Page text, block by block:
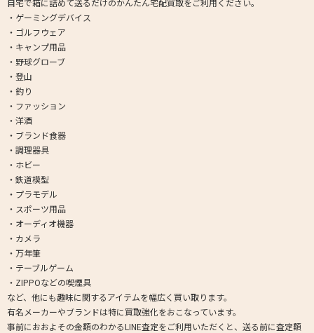
自宅で箱に詰めて送るだけのかんたん宅配買取をご利用ください。
・ゲーミングデバイス
・ゴルフウェア
・キャンプ用品
・野球グローブ
・登山
・釣り
・ファッション
・洋酒
・ブランド食器
・調理器具
・ホビー
・鉄道模型
・プラモデル
・スポーツ用品
・オーディオ機器
・カメラ
・万年筆
・テーブルゲーム
・ZIPPOなどの喫煙具
など、他にも趣味に関するアイテムを幅広く買い取ります。
有名メーカーやブランドは特に買取強化をおこなっています。
事前におおよその金額のわかるLINE査定をご利用いただくと、送る前に査定額